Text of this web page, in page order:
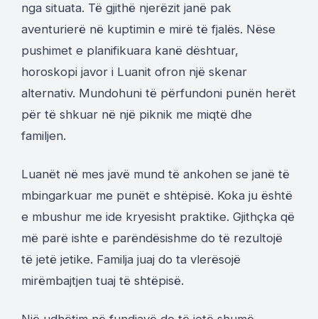
nga situata. Të gjithë njerëzit janë pak
aventurierë në kuptimin e mirë të fjalës. Nëse
pushimet e planifikuara kanë dështuar,
horoskopi javor i Luanit ofron një skenar
alternativ. Mundohuni të përfundoni punën herët
për të shkuar në një piknik me miqtë dhe
familjen.
Luanët në mes javë mund të ankohen se janë të
mbingarkuar me punët e shtëpisë. Koka ju është
e mbushur me ide kryesisht praktike. Gjithçka që
më parë ishte e parëndësishme do të rezultojë
të jetë jetike. Familja juaj do ta vlerësojë
mirëmbajtjen tuaj të shtëpisë.